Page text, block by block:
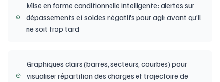
Mise en forme conditionnelle intelligente: alertes sur
dépassements et soldes négatifs pour agir avant qu’il
ne soit trop tard
Graphiques clairs (barres, secteurs, courbes) pour
visualiser répartition des charges et trajectoire de